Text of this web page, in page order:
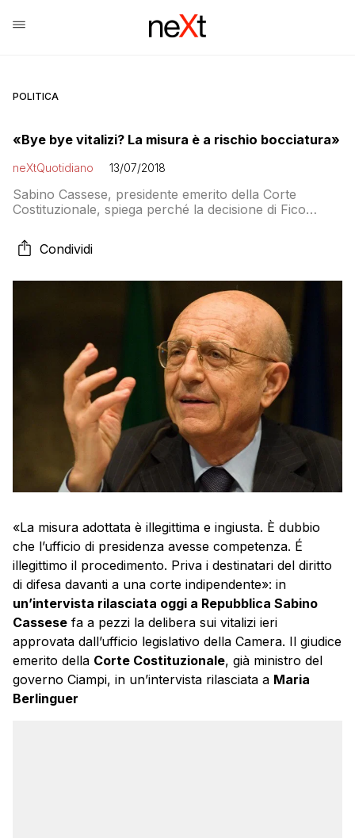
POLITICA
«Bye bye vitalizi? La misura è a rischio bocciatura»
neXtQuotidiano 13/07/2018
Sabino Cassese, presidente emerito della Corte
Costituzionale, spiega perché la decisione di Fico
Condividi
«La misura adottata è illegittima e ingiusta. È dubbio
che l’ufficio di presidenza avesse competenza. É
illegittimo il procedimento. Priva i destinatari del diritto
di difesa davanti a una corte indipendente»: in
un’intervista rilasciata oggi a Repubblica Sabino
Cassese fa a pezzi la delibera sui vitalizi ieri
approvata dall’ufficio legislativo della Camera. Il giudice
emerito della Corte Costituzionale, già ministro del
governo Ciampi, in un’intervista rilasciata a Maria
Berlinguer